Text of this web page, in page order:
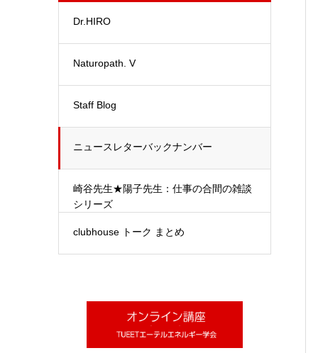
Dr.HIRO
Naturopath. V
Staff Blog
ニュースレターバックナンバー
崎谷先生★陽子先生：仕事の合間の雑談
シリーズ
clubhouse トーク まとめ